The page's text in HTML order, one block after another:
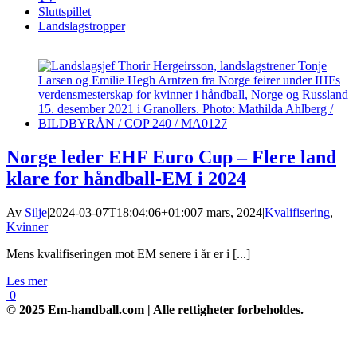
Sluttspillet
Landslagstropper
Norge leder EHF Euro Cup – Flere land
klare for håndball-EM i 2024
Av Silje|2024-03-07T18:04:06+01:007 mars, 2024|Kvalifisering,
Kvinner|
Mens kvalifiseringen mot EM senere i år er i [...]
Les mer
0
© 2025 Em-handball.com | Alle rettigheter forbeholdes.